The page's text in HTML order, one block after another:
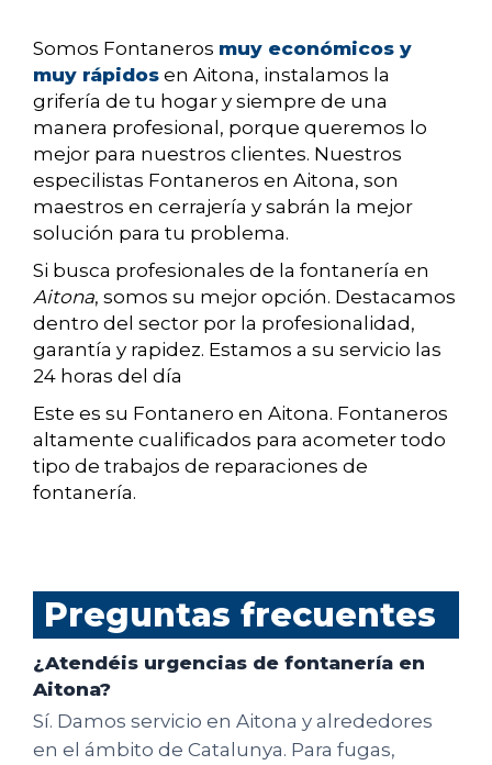
Somos Fontaneros muy económicos y
muy rápidos en Aitona, instalamos la
grifería de tu hogar y siempre de una
manera profesional, porque queremos lo
mejor para nuestros clientes. Nuestros
especilistas Fontaneros en Aitona, son
maestros en cerrajería y sabrán la mejor
solución para tu problema.
Si busca profesionales de la fontanería en
Aitona, somos su mejor opción. Destacamos
dentro del sector por la profesionalidad,
garantía y rapidez. Estamos a su servicio las
24 horas del día
Este es su Fontanero en Aitona. Fontaneros
altamente cualificados para acometer todo
tipo de trabajos de reparaciones de
fontanería.
Preguntas frecuentes
¿Atendéis urgencias de fontanería en
Aitona?
Sí. Damos servicio en Aitona y alrededores
en el ámbito de Catalunya. Para fugas,